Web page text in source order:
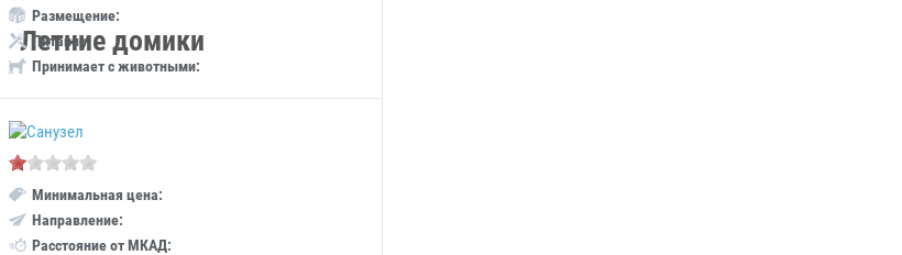
Летние домики
Размещение:
Питание:
Принимает с животными:
Минимальная цена:
Направление:
Расстояние от МКАД: